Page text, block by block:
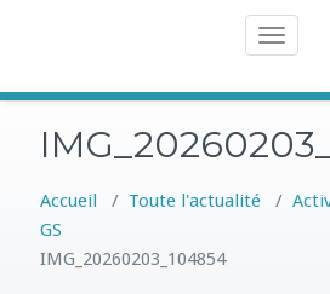
Toggle
Accueil / Toute l'actualité /
GS
IMG_20260203_104854